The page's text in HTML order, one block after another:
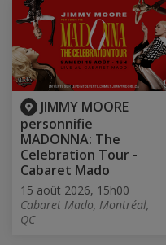
JIMMY MOORE
personnifie
MADONNA: The
Celebration Tour -
Cabaret Mado
15 août 2026, 15h00
Cabaret Mado, Montréal,
QC